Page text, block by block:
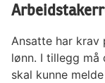
Ansatte har
lønn. I tillegg
skal kunne